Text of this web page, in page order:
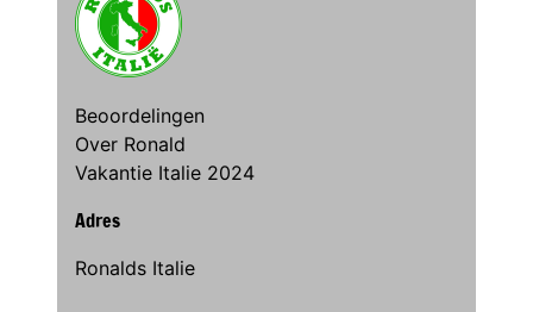
Beoordelingen
Over Ronald
Vakantie Italie 2024
Adres
Ronalds Italie